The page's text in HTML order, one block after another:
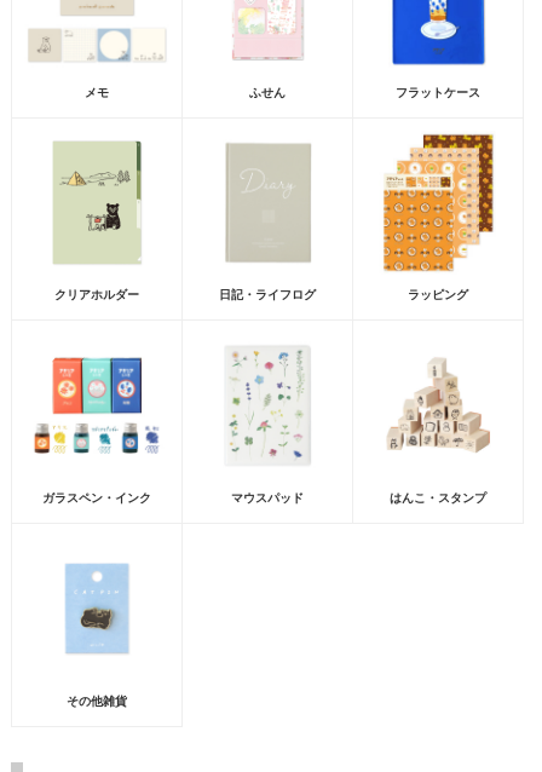
メモ ふせん フラットケース
クリアホルダー 日記・ライフログ ラッピング
ガラスペン・インク マウスパッド はんこ・スタンプ
その他雑貨